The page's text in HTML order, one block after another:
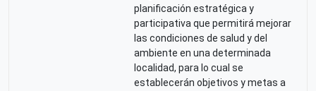
planificación estratégica y
participativa que permitirá mejorar
las condiciones de salud y del
ambiente en una determinada
localidad, para lo cual se
establecerán objetivos y metas a